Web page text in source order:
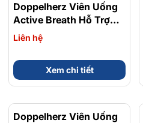
Doppelherz Viên Uống
Active Breath Hỗ Trợ
Tăng Cường Chức
Năng Phổi Hộp 30 Viên
Liên hệ
Xem chi tiết
Doppelherz Viên Uống